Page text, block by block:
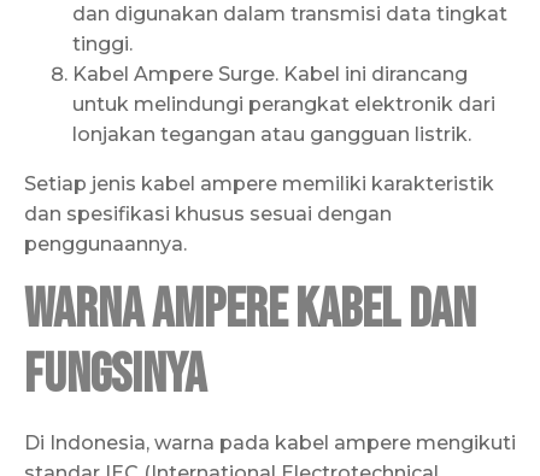
dan digunakan dalam transmisi data tingkat
tinggi.
Kabel Ampere Surge. Kabel ini dirancang
untuk melindungi perangkat elektronik dari
lonjakan tegangan atau gangguan listrik.
Setiap jenis kabel ampere memiliki karakteristik
dan spesifikasi khusus sesuai dengan
penggunaannya.
Warna Ampere Kabel dan
Fungsinya
Di Indonesia, warna pada kabel ampere mengikuti